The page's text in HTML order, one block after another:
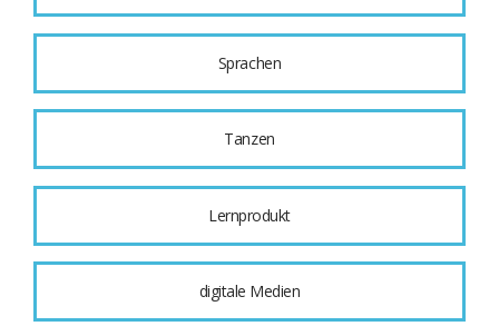
Sprachen
Tanzen
Lernprodukt
digitale Medien